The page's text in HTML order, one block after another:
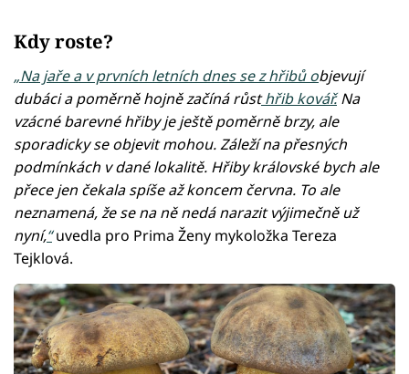
Kdy roste?
„Na jaře a v prvních letních dnes se z hřibů objevují
dubáci a poměrně hojně začíná růsthřib kovář.Na
vzácné barevné hřiby je ještě poměrně brzy, ale
sporadicky se objevit mohou. Záleží na přesných
podmínkách v dané lokalitě. Hřiby královské bych ale
přece jen čekala spíše až koncem června. To ale
neznamená, že se na ně nedá narazit výjimečně už
nyní,“uvedla pro Prima Ženy mykoložka Tereza
Tejklová.